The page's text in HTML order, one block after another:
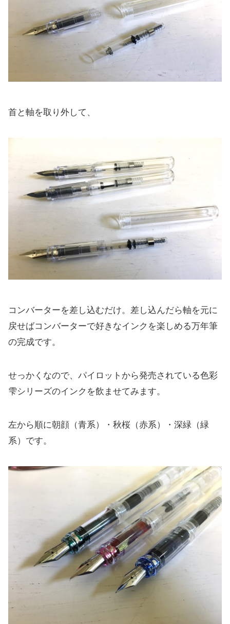
首と軸を取り外して、
コンバーターを差し込むだけ。差し込んだら軸を元に
戻せばコンバーターで好きなインクを楽しめる万年筆
の完成です。
せっかくなので、パイロットから発売されている色彩
雫シリーズのインクを飲ませてみます。
左から順に朝顔（青系）・秋桜（赤系）・深緑（緑
系）です。